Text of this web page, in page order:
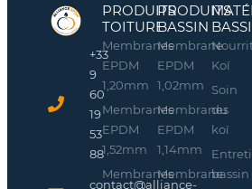
+33
9
60
19
53
88
contact@alliance-
PRODUITS
TOITURE
Membranes
EPDM
1,20mm
Membranes
EPDM
1,52mm
Membranes
PRODUITS
BASSIN
Membrane
EPDM
1,02mm
Membranes
EPDM
1,14mm
Membrane
Koï
Soin
du
koï
bassin